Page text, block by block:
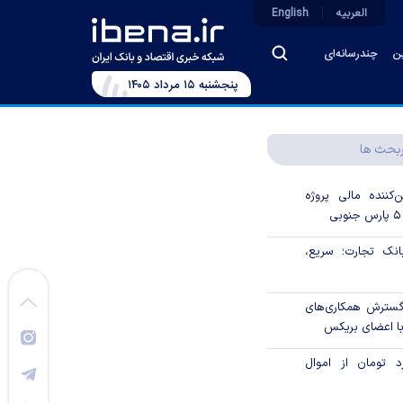
چندرسانه‌ای
العربیه English
پنجشنبه ۱۵ مرداد ۱۴۰۵
ها
مالی پروژه
تجارت؛ سریع،
گسترش همکاری‌های
اعضای بریکس
میلیارد تومان از اموال